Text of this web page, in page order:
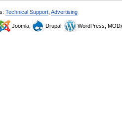
Technical Support Advertising
Joomla, Drupal, WordPress,